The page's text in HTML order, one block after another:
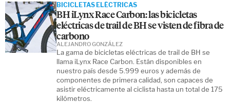
BICICLETAS ELÉCTRICAS
BH iLynx Race Carbon: las bicicletas
eléctricas de trail de BH se visten de fibra de
carbono
La gama de bicicletas eléctricas de trail de BH se
llama iLynx Race Carbon. Están disponibles en
nuestro país desde 5.999 euros y además de
componentes de primera calidad, son capaces de
asistir eléctricamente al ciclista hasta un total de 175
kilómetros.
ALEJANDRO GONZÁLEZ